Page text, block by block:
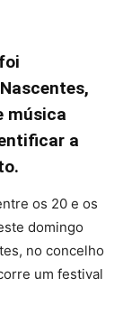
música
a
os 20 e os
domingo
no concelho
um festival